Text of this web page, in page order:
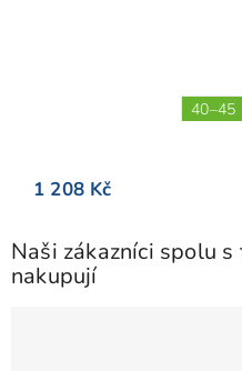
1 208 Kč
40–45
Naši zákazníci spolu
nakupují